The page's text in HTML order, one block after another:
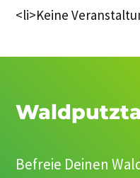
<li>Keine
Befreie Deinen